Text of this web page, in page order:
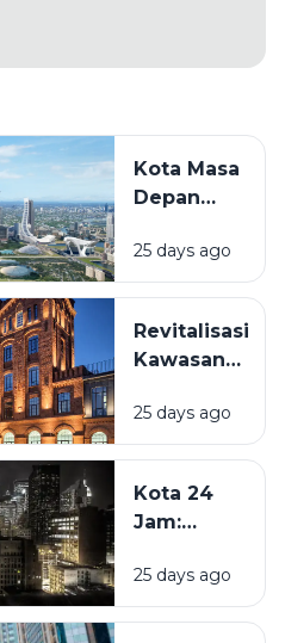
Kota Masa
Depan
Seperti
Apa?
Inovasi
yang Mulai
Sekarang
Hingga
Beberapa
Dekade
25 days ago
Revitalisasi
Kawasan
Mengapa
Bangunan
Kembali
Dihidupkan?
25 days ago
Kota 24
Jam:
Beberapa
Kota Tidak
25 days ago